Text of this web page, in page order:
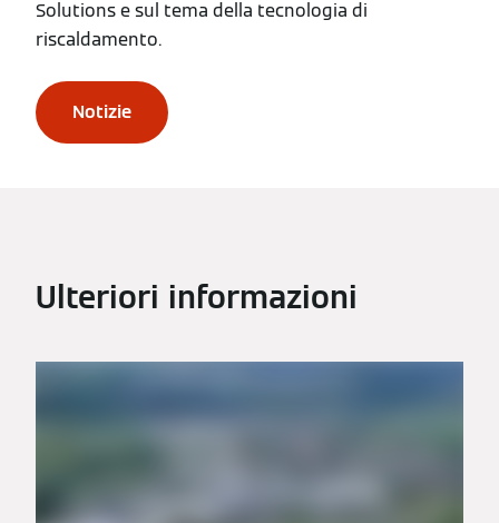
Solutions e sul tema della tecnologia di
riscaldamento.
Notizie
Ulteriori informazioni